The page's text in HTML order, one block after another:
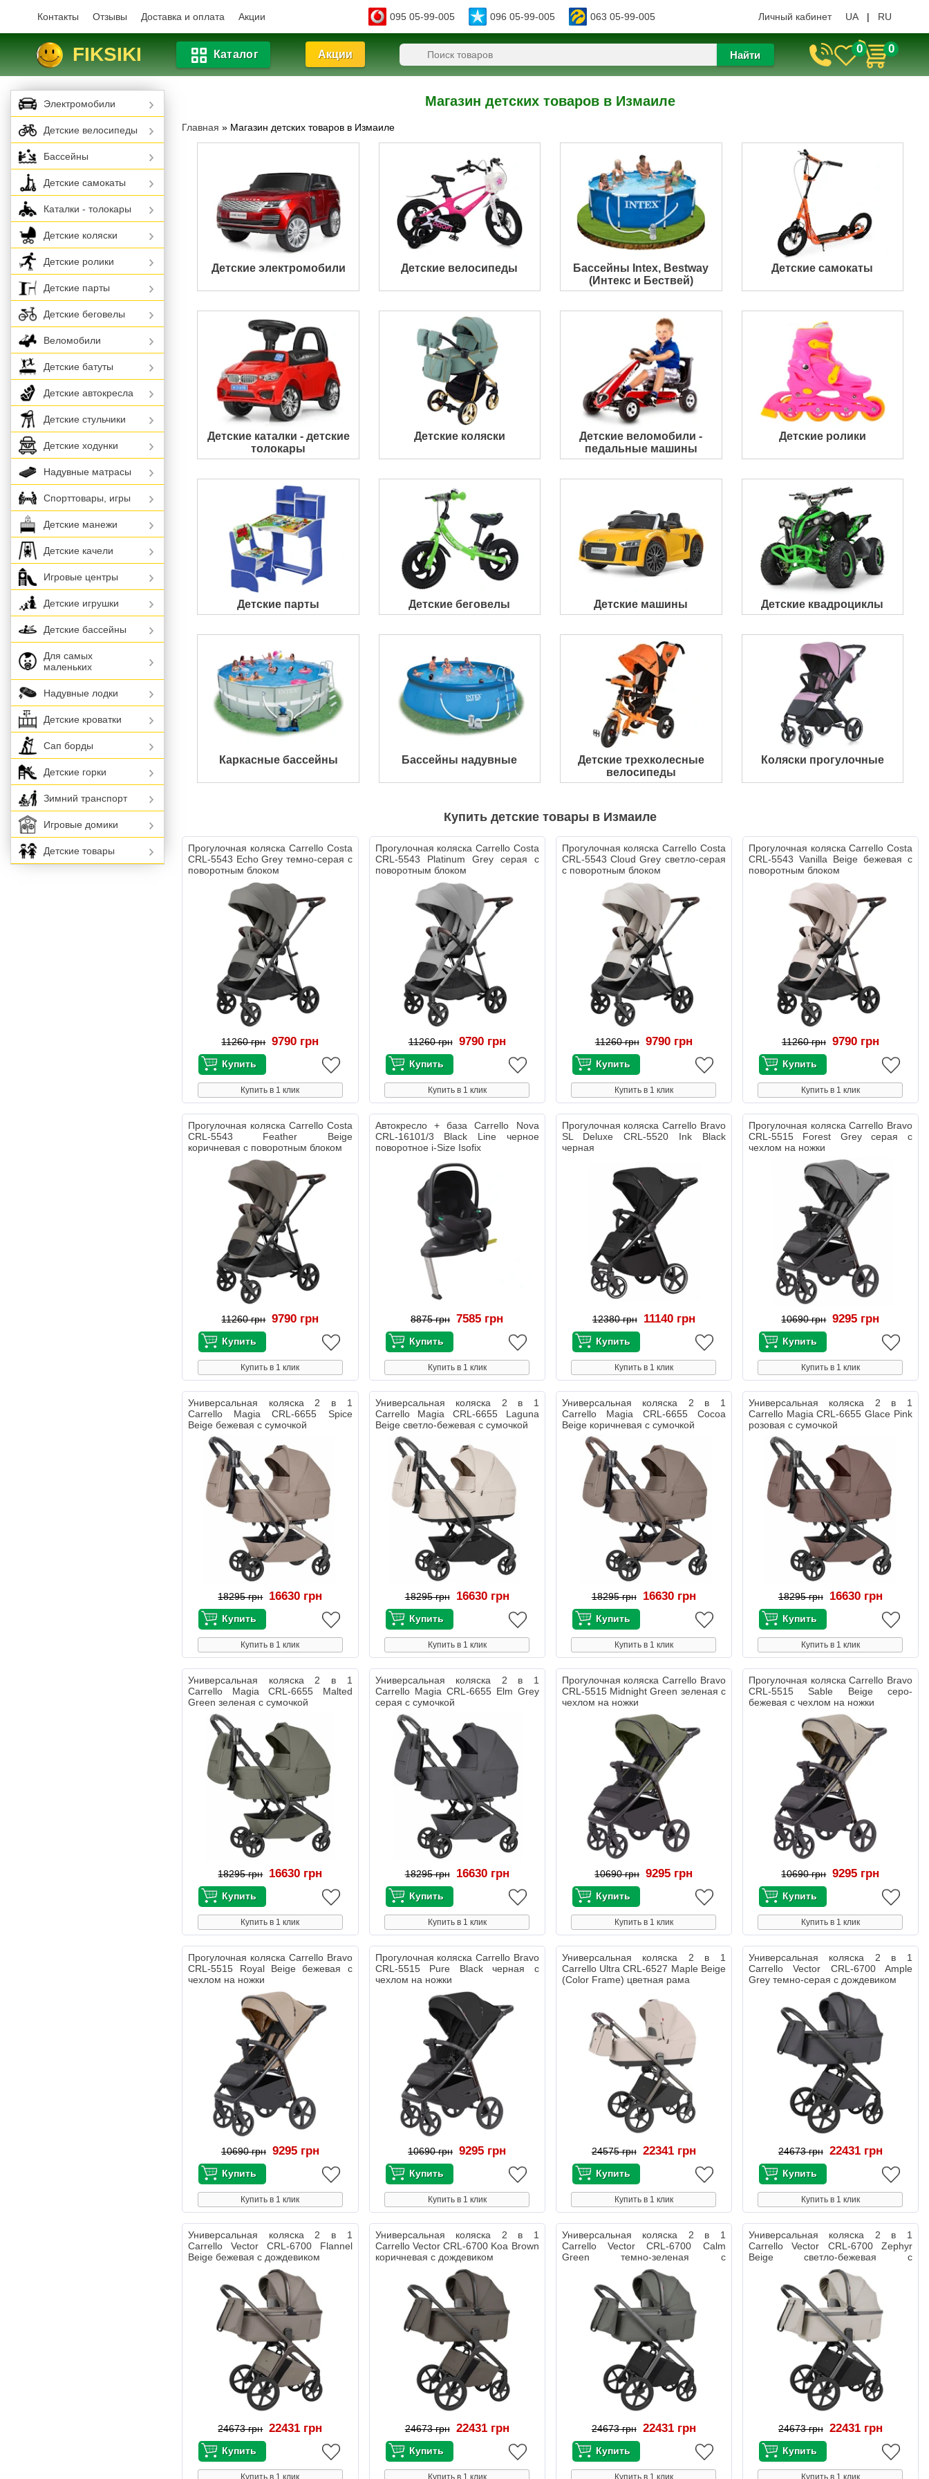
Контакты Отзывы Доставка и оплата Акции 095 05-99-005 096 05-99-005 063 05-99-005 Личный кабинет UA | RU
FIKSIKI Каталог Акции Найти 0 0
Магазин детских товаров в Измаиле
Главная » Магазин детских товаров в Измаиле
Детские электромобили Детские велосипеды
Бассейны Intex, Bestway
(Интекс и Бествей)
Детские самокаты
Детские каталки - детские
толокары
Детские коляски
Детские веломобили -
педальные машины
Детские ролики
Детские парты Детские беговелы Детские машины Детские квадроциклы
Каркасные бассейны Бассейны надувные
Детские трехколесные
велосипеды
Коляски прогулочные
Купить детские товары в Измаиле
Прогулочная коляска Carrello Costa
CRL-5543 Echo Grey темно-серая с
поворотным блоком
11260 грн 9790 грн
Купить в 1 клик
Прогулочная коляска Carrello Costa
CRL-5543 Platinum Grey серая с
поворотным блоком
11260 грн 9790 грн
Купить в 1 клик
Прогулочная коляска Carrello Costa
CRL-5543 Cloud Grey светло-серая
с поворотным блоком
11260 грн 9790 грн
Купить в 1 клик
Прогулочная коляска Carrello Costa
CRL-5543 Vanilla Beige бежевая с
поворотным блоком
11260 грн 9790 грн
Купить в 1 клик
Прогулочная коляска Carrello Costa
CRL-5543 Feather Beige
коричневая с поворотным блоком
11260 грн 9790 грн
Купить в 1 клик
Автокресло + база Carrello Nova
CRL-16101/3 Black Line черное
поворотное i-Size Isofix
8875 грн 7585 грн
Купить в 1 клик
Прогулочная коляска Carrello Bravo
SL Deluxe CRL-5520 Ink Black
черная
12380 грн 11140 грн
Купить в 1 клик
Прогулочная коляска Carrello Bravo
CRL-5515 Forest Grey серая с
чехлом на ножки
10690 грн 9295 грн
Купить в 1 клик
Универсальная коляска 2 в 1
Carrello Magia CRL-6655 Spice
Beige бежевая с сумочкой
18295 грн 16630 грн
Купить в 1 клик
Универсальная коляска 2 в 1
Carrello Magia CRL-6655 Laguna
Beige светло-бежевая с сумочкой
18295 грн 16630 грн
Купить в 1 клик
Универсальная коляска 2 в 1
Carrello Magia CRL-6655 Cocoa
Beige коричневая с сумочкой
18295 грн 16630 грн
Купить в 1 клик
Универсальная коляска 2 в 1
Carrello Magia CRL-6655 Glace Pink
розовая с сумочкой
18295 грн 16630 грн
Купить в 1 клик
Универсальная коляска 2 в 1
Carrello Magia CRL-6655 Malted
Green зеленая с сумочкой
18295 грн 16630 грн
Купить в 1 клик
Универсальная коляска 2 в 1
Carrello Magia CRL-6655 Elm Grey
серая с сумочкой
18295 грн 16630 грн
Купить в 1 клик
Прогулочная коляска Carrello Bravo
CRL-5515 Midnight Green зеленая с
чехлом на ножки
10690 грн 9295 грн
Купить в 1 клик
Прогулочная коляска Carrello Bravo
CRL-5515 Sable Beige серо-
бежевая с чехлом на ножки
10690 грн 9295 грн
Купить в 1 клик
Прогулочная коляска Carrello Bravo
CRL-5515 Royal Beige бежевая с
чехлом на ножки
10690 грн 9295 грн
Купить в 1 клик
Прогулочная коляска Carrello Bravo
CRL-5515 Pure Black черная с
чехлом на ножки
10690 грн 9295 грн
Купить в 1 клик
Универсальная коляска 2 в 1
Carrello Ultra CRL-6527 Maple Beige
(Color Frame) цветная рама
24575 грн 22341 грн
Купить в 1 клик
Универсальная коляска 2 в 1
Carrello Vector CRL-6700 Ample
Grey темно-серая с дождевиком
24673 грн 22431 грн
Купить в 1 клик
Универсальная коляска 2 в 1
Carrello Vector CRL-6700 Flannel
Beige бежевая с дождевиком
24673 грн 22431 грн
Купить в 1 клик
Универсальная коляска 2 в 1
Carrello Vector CRL-6700 Koa Brown
коричневая с дождевиком
24673 грн 22431 грн
Купить в 1 клик
Универсальная коляска 2 в 1
Carrello Vector CRL-6700 Calm
Green темно-зеленая с
24673 грн 22431 грн
Купить в 1 клик
Универсальная коляска 2 в 1
Carrello Vector CRL-6700 Zephyr
Beige светло-бежевая с
24673 грн 22431 грн
Купить в 1 клик
Электромобили
Детские велосипеды
Бассейны
Детские самокаты
Каталки - толокары
Детские коляски
Детские ролики
Детские парты
Детские беговелы
Веломобили
Детские батуты
Детские автокресла
Детские стульчики
Детские ходунки
Надувные матрасы
Спорттовары, игры
Детские манежи
Детские качели
Игровые центры
Детские игрушки
Детские бассейны
Для самых
маленьких
Надувные лодки
Детские кроватки
Сап борды
Детские горки
Зимний транспорт
Игровые домики
Детские товары